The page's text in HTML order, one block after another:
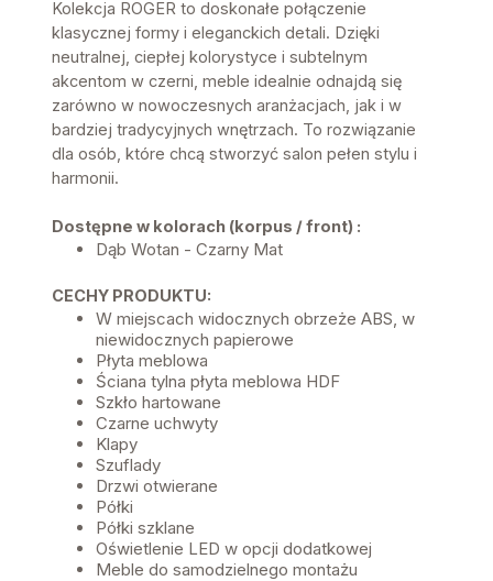
Kolekcja ROGER to doskonałe połączenie
klasycznej formy i eleganckich detali. Dzięki
neutralnej, ciepłej kolorystyce i subtelnym
akcentom w czerni, meble idealnie odnajdą się
zarówno w nowoczesnych aranżacjach, jak i w
bardziej tradycyjnych wnętrzach. To rozwiązanie
dla osób, które chcą stworzyć salon pełen stylu i
harmonii.
Dostępne w kolorach (korpus / front) :
Dąb Wotan - Czarny Mat
CECHY PRODUKTU:
W miejscach widocznych obrzeże ABS, w
niewidocznych papierowe
Płyta meblowa
Ściana tylna płyta meblowa HDF
Szkło hartowane
Czarne uchwyty
Klapy
Szuflady
Drzwi otwierane
Półki
Półki szklane
Oświetlenie LED w opcji dodatkowej
Meble do samodzielnego montażu